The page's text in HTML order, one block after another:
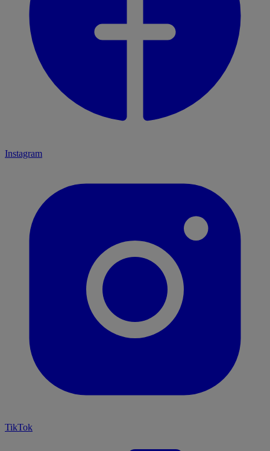
Instagram
TikTok